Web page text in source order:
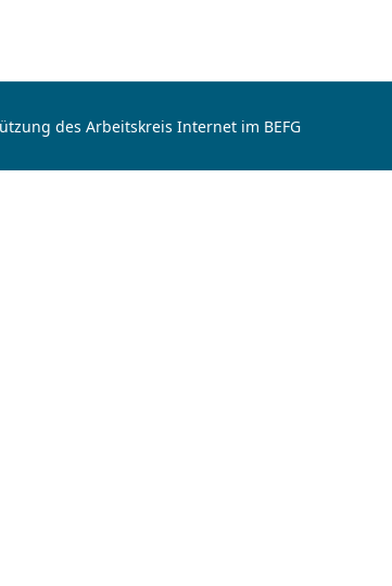
des Arbeitskreis Internet im BEFG